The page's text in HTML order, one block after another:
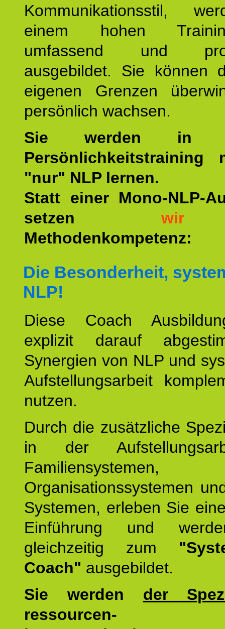
Kommunikationsstil,
einem hohen
umfassend und
ausgebildet. Sie können
eigenen Grenzen
persönlich wachsen.
Sie werden in
Persönlichkeitstraining
"nur" NLP lernen.
Statt einer Mono-NLP-
setzen wir
Methodenkompetenz:
Die Besonderheit,
NLP!
Diese Coach
explizit darauf
Synergien von NLP und
Aufstellungsarbeit
nutzen.
Durch die zusätzliche
in der
Familiensystemen,
Organisationssystemen
Systemen, erleben Sie
Einführung und
gleichzeitig zum
Coach" ausgebildet.
Sie werden der